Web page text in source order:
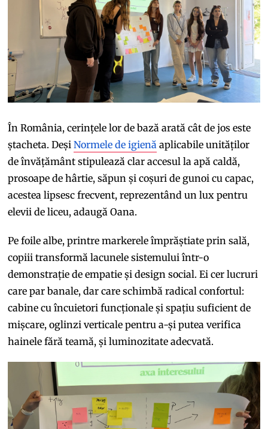
În România, cerințele lor de bază arată cât de jos este
ștacheta. DeșiNormele de igienă aplicabile unităților
de învățământ stipulează clar accesul la apă caldă,
prosoape de hârtie, săpun și coșuri de gunoi cu capac,
acestea lipsesc frecvent, reprezentând un lux pentru
elevii de liceu, adaugă Oana.
Pe foile albe, printre markerele împrăștiate prin sală,
copiii transformă lacunele sistemului într-o
demonstrație de empatie și design social. Ei cer lucruri
care par banale, dar care schimbă radical confortul:
cabine cu încuietori funcționale și spațiu suficient de
mișcare, oglinzi verticale pentru a-și putea verifica
hainele fără teamă, și luminozitate adecvată.